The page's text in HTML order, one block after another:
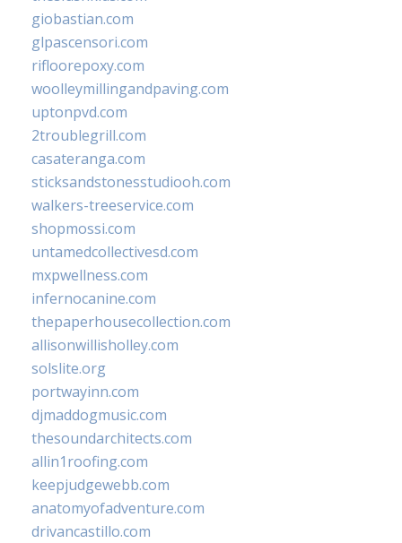
giobastian.com
glpascensori.com
rifloorepoxy.com
woolleymillingandpaving.com
uptonpvd.com
2troublegrill.com
casateranga.com
sticksandstonesstudiooh.com
walkers-treeservice.com
shopmossi.com
untamedcollectivesd.com
mxpwellness.com
infernocanine.com
thepaperhousecollection.com
allisonwillisholley.com
solslite.org
portwayinn.com
djmaddogmusic.com
thesoundarchitects.com
allin1roofing.com
keepjudgewebb.com
anatomyofadventure.com
drivancastillo.com